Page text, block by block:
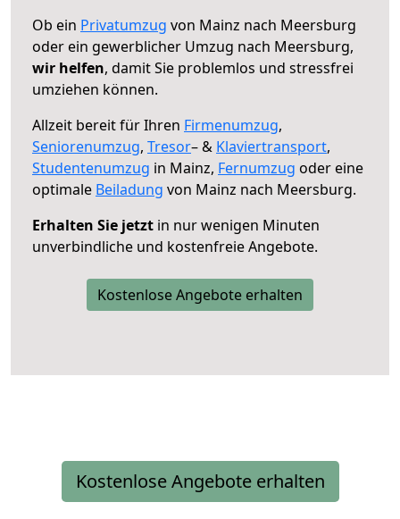
Ob ein Privatumzug von Mainz nach Meersburg
oder ein gewerblicher Umzug nach Meersburg,
wir helfen, damit Sie problemlos und stressfrei
umziehen können.
Allzeit bereit für Ihren Firmenumzug,
Seniorenumzug, Tresor– & Klaviertransport,
Studentenumzug in Mainz, Fernumzug oder eine
optimale Beiladung von Mainz nach Meersburg.
Erhalten Sie jetzt in nur wenigen Minuten
unverbindliche und kostenfreie Angebote.
Kostenlose Angebote erhalten
Kostenlose Angebote erhalten